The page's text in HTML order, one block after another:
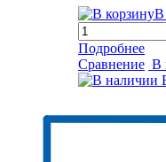
В
Подробнее
Сравнение В